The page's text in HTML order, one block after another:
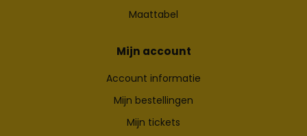
Maattabel
Mijn account
Account informatie
Mijn bestellingen
Mijn tickets